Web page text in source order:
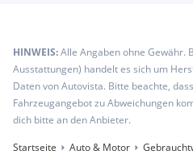
HINWEIS:Alle Angaben ohne Gewähr.
Ausstattungen) handelt es sich um
Daten von Autovista. Bitte beachte,
Fahrzeugangebot zu Abweichungen
dich bitte an den Anbieter.
Startseite
Auto & Motor